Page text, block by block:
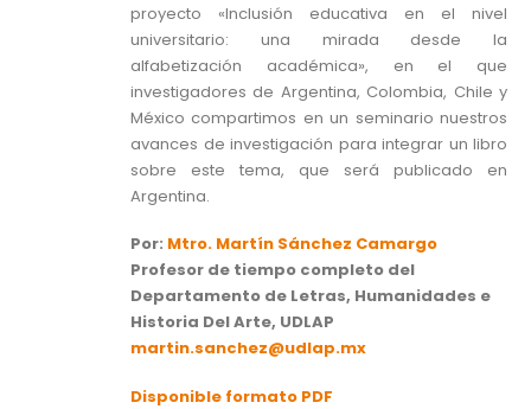
proyecto «Inclusión educativa en el nivel
universitario: una mirada desde la
alfabetización académica», en el que
investigadores de Argentina, Colombia, Chile y
México compartimos en un seminario nuestros
avances de investigación para integrar un libro
sobre este tema, que será publicado en
Argentina.
Por: Mtro. Martín Sánchez Camargo
Profesor de tiempo completo del
Departamento de Letras, Humanidades e
Historia Del Arte, UDLAP
martin.sanchez@udlap.mx
Disponible formato PDF